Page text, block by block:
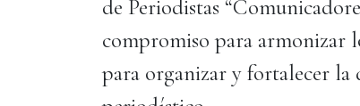
de Periodistas
compromiso para armonizar
para organizar y fortalecer la